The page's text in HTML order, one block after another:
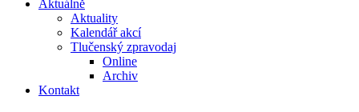
Aktuálně
Aktuality
Kalendář akcí
Tlučenský zpravodaj
Online
Archiv
Kontakt